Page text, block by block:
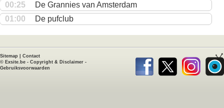
00:25
De Grannies van Amsterdam
01:00
De pufclub
Sitemap
Contact
© Exsite.be - Copyright & Disclaimer -
Gebruiksvoorwaarden